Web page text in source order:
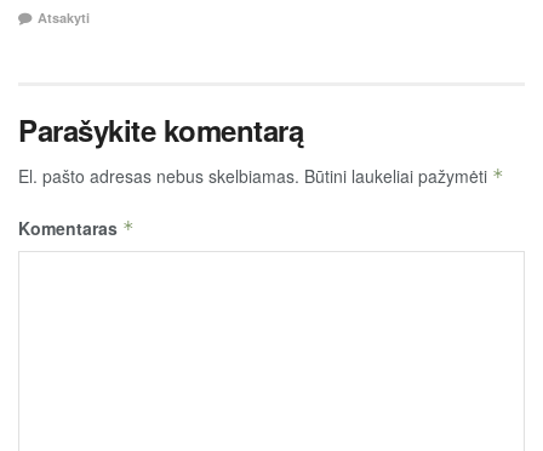
Atsakyti
Parašykite komentarą
El. pašto adresas nebus skelbiamas. Būtini laukeliai pažymėti *
Komentaras *